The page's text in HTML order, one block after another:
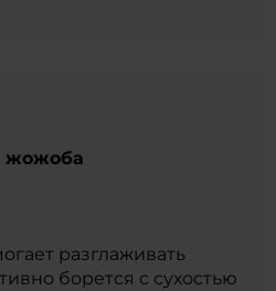
жожоба
разглаживать
борется с сухостью